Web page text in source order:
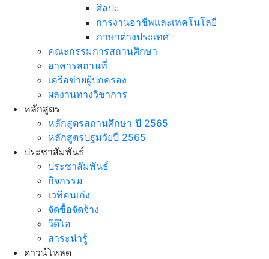
ศิลปะ
การงานอาชีพและเทคโนโลยี
ภาษาต่างประเทศ
คณะกรรมการสถานศึกษา
อาคารสถานที่
เครือข่ายผู้ปกครอง
ผลงานทางวิชาการ
หลักสูตร
หลักสูตรสถานศึกษา ปี 2565
หลักสูตรปฐมวัยปี 2565
ประชาสัมพันธ์
ประชาสัมพันธ์
กิจกรรม
เวทีคนเก่ง
จัดซื้อจัดจ้าง
วีดีโอ
สาระน่ารู้
ดาวน์โหลด